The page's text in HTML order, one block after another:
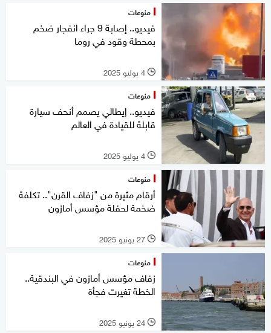
منوعات
فيديو.. إصابة 9 جراء انفجار ضخم
بمحطة وقود في روما
l 4 يوليو 2025
منوعات
فيديو.. إيطالي يصمم أنحف سيارة
قابلة للقيادة في العالم
l 4 يوليو 2025
منوعات
أرقام مثيرة من "زفاف القرن".. تكلفة
ضخمة لحفلة مؤسس أمازون
l 27 يونيو 2025
منوعات
زفاف مؤسس أمازون في البندقية..
الخطة تغيرت فجأة
l 24 يونيو 2025